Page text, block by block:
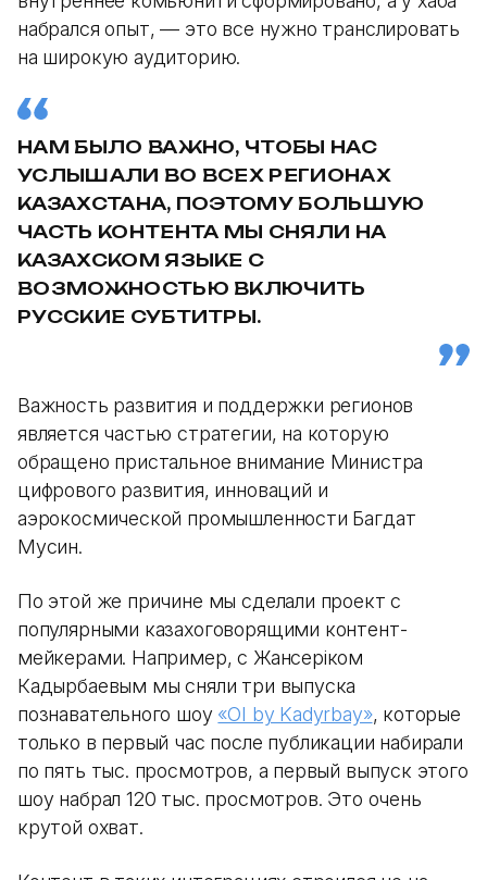
набрался опыт, — это все нужно транслировать
на широкую аудиторию.
НАМ БЫЛО ВАЖНО, ЧТОБЫ НАС
УСЛЫШАЛИ ВО ВСЕХ РЕГИОНАХ
КАЗАХСТАНА, ПОЭТОМУ БОЛЬШУЮ
ЧАСТЬ КОНТЕНТА МЫ СНЯЛИ НА
КАЗАХСКОМ ЯЗЫКЕ С
ВОЗМОЖНОСТЬЮ ВКЛЮЧИТЬ
РУССКИЕ СУБТИТРЫ.
Важность развития и поддержки регионов
является частью стратегии, на которую
обращено пристальное внимание Министра
цифрового развития, инноваций и
аэрокосмической промышленности Багдат
Мусин.
По этой же причине мы сделали проект с
популярными казахоговорящими контент-
мейкерами. Например, с Жансерiком
Кадырбаевым мы сняли три выпуска
познавательного шоу «OI by Kadyrbay», которые
только в первый час после публикации набирали
по пять тыс. просмотров, а первый выпуск этого
шоу набрал 120 тыс. просмотров. Это очень
крутой охват.